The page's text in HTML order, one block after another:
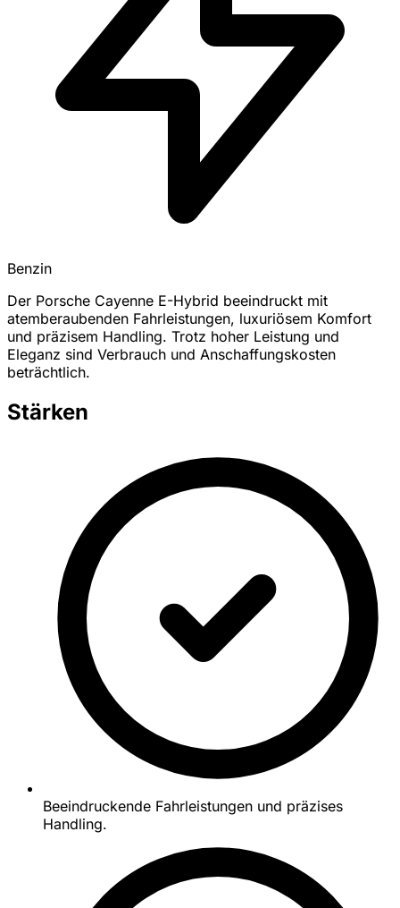
Benzin
Der Porsche Cayenne E-Hybrid beeindruckt mit
atemberaubenden Fahrleistungen, luxuriösem Komfort
und präzisem Handling. Trotz hoher Leistung und
Eleganz sind Verbrauch und Anschaffungskosten
beträchtlich.
Stärken
Beeindruckende Fahrleistungen und präzises
Handling.